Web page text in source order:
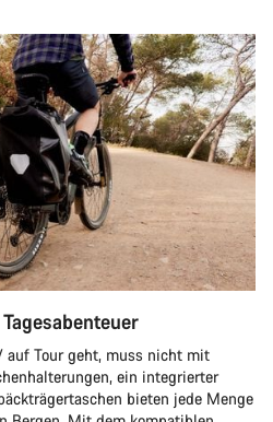
auf Tour geht, muss nicht mit
ein integrierter
bieten jede Menge